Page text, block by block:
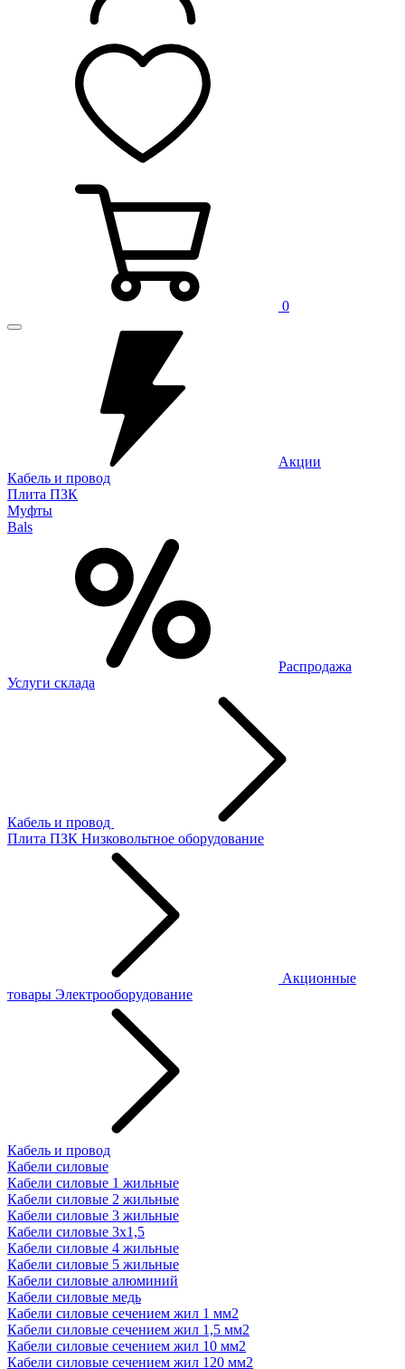
0
Акции
Кабель и провод
Плита ПЗК
Муфты
Bals
Распродажа
Услуги склада
Кабель и провод
Плита ПЗК Низковольтное оборудование
Акционные
товары Электрооборудование
Кабель и провод
Кабели силовые
Кабели силовые 1 жильные
Кабели силовые 2 жильные
Кабели силовые 3 жильные
Кабели силовые 3х1,5
Кабели силовые 4 жильные
Кабели силовые 5 жильные
Кабели силовые алюминий
Кабели силовые медь
Кабели силовые сечением жил 1 мм2
Кабели силовые сечением жил 1,5 мм2
Кабели силовые сечением жил 10 мм2
Кабели силовые сечением жил 120 мм2